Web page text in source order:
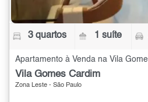
3 quartos 1 suíte
Vila Gomes Cardim
Zona Leste - São Paulo